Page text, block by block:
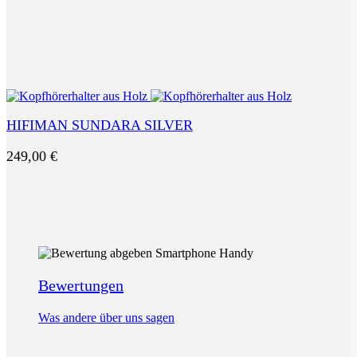
Bewertungen
Was andere über uns sagen
HIFIMAN SUNDARA SILVER
249,00 €